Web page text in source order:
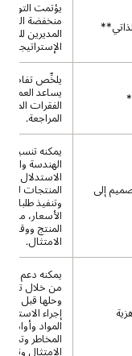
يؤتمت التوريد
منخفضة
المديرين
الإستراتيجية.
يلخِّص تفاصيل
يساعد
الفقرات
المراجعة.
إلى
يمكنه تنسيق
الهندسة
الاستدلال
المنتجات
وتنفيذ
الأسعار، ما
المنتج ووقت
الامتثال.
يمكنه دعم
من خلال
وحلها قبل
إجراء
المواد وأوامر
المخاطر
الامتثال